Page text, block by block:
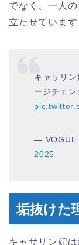
でなく、一人
立たせています
キャサリ
ージチェン
— VOGUE
2025
垢抜けた
キャサリン妃